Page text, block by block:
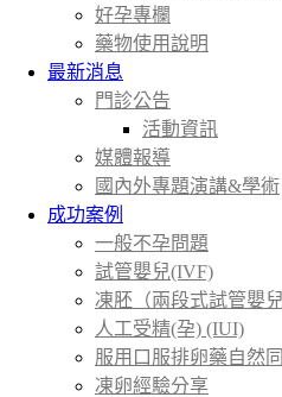
好孕專欄
藥物使用說明
最新消息
門診公告
活動資訊
媒體報導
國內外專題演講&學術
成功案例
一般不孕問題
試管嬰兒(IVF)
凍胚（兩段式試管嬰兒
人工受精(孕) (IUI)
服用口服排卵藥自然
凍卵經驗分享